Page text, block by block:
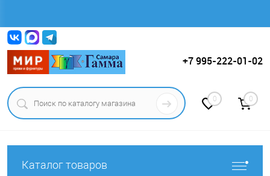
+7 995-222-01-02
0 0
Каталог товаров